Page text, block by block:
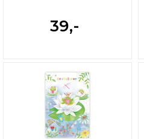
39,-